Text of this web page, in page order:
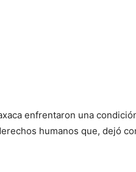
enfrentaron una
humanos que, dejó